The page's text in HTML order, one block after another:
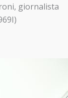
giornalista